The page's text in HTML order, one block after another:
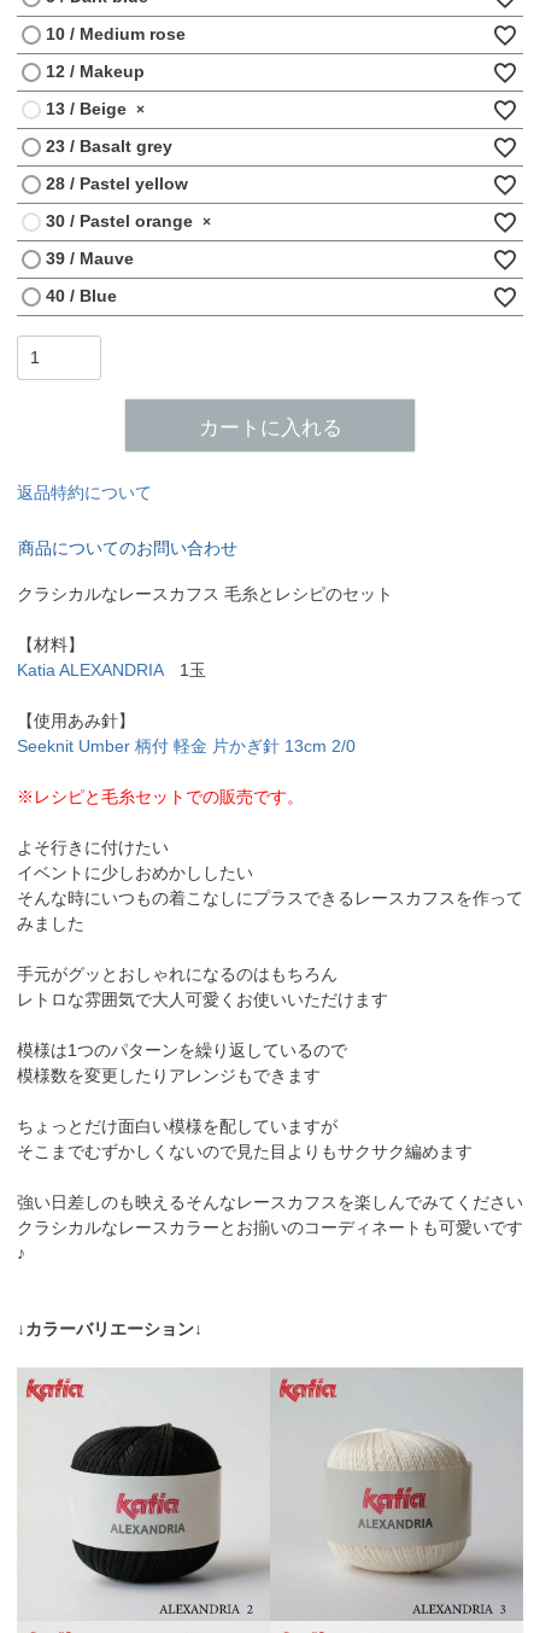
10 / Medium rose
12 / Makeup
13 / Beige ×
23 / Basalt grey
28 / Pastel yellow
30 / Pastel orange ×
39 / Mauve
40 / Blue
カートに入れる
返品特約について
商品についてのお問い合わせ
クラシカルなレースカフス 毛糸とレシピのセット
【材料】
Katia ALEXANDRIA1玉
【使用あみ針】
Seeknit Umber 柄付 軽金 片かぎ針 13cm 2/0
※レシピと毛糸セットでの販売です。
よそ行きに付けたい
イベントに少しおめかししたい
そんな時にいつもの着こなしにプラスできるレースカフスを作って
みました
手元がグッとおしゃれになるのはもちろん
レトロな雰囲気で大人可愛くお使いいただけます
模様は1つのパターンを繰り返しているので
模様数を変更したりアレンジもできます
ちょっとだけ面白い模様を配していますが
そこまでむずかしくないので見た目よりもサクサク編めます
強い日差しのも映えるそんなレースカフスを楽しんでみてください
クラシカルなレースカラーとお揃いのコーディネートも可愛いです
♪
↓カラーバリエーション↓